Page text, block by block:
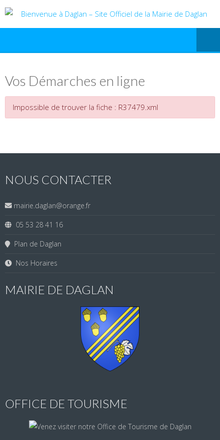
Vos Démarches en ligne
Impossible de trouver la fiche : R37479.xml
NOUS CONTACTER
mairie.daglan@orange.fr
05 53 28 41 16
Plan de Daglan
Nos Horaires
MAIRIE DE DAGLAN
OFFICE DE TOURISME